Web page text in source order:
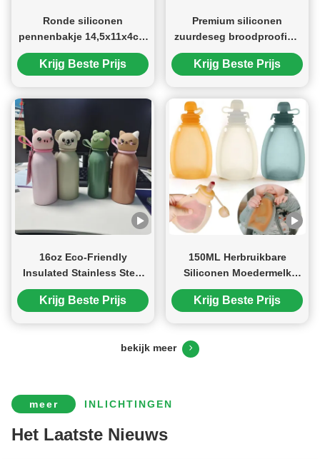
Ronde siliconen
pennenbakje 14,5x11x4cm
Lichtgewicht 110g
Duurzame draagbare
school en
Krijg Beste Prijs
Premium siliconen
zuurdeseg broodproofing
& bakmand set - Inclusief
ovale & ronde opvouwbare
& vaatwasser kluis,
cadeautjes voor
ambachtelijke bakkers
Krijg Beste Prijs
16oz Eco-Friendly
Insulated Stainless Steel
Water Bottle with Cute
Removable Animal Head
Krijg Beste Prijs
150ML Herbruikbare
Siliconen Moedermelk
Bewaarzakjes – Lekvrij,
BPA-vrij, Vriesbestendig &
Op Zoek Zijn Naar Een
Krijg Beste Prijs
bekijk meer
meer INLICHTINGEN
Het Laatste Nieuws